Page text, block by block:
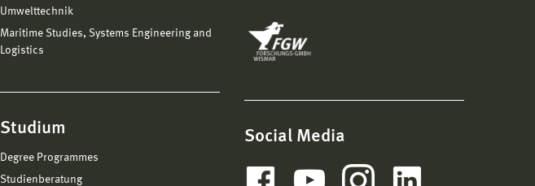
Umwelttechnik
Maritime Studies, Systems Engineering and
Logistics
Studium
Degree Programmes
Studienberatung
Social Media